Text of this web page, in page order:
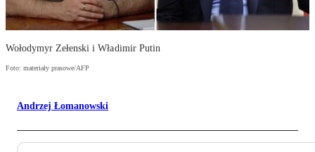
Wołodymyr Zełenski i Władimir Putin
Foto: materiały prasowe/AFP
Andrzej Łomanowski